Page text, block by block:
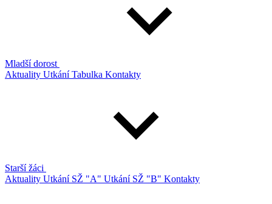
Mladší dorost
Aktuality UtkáníTabulka Kontakty
Starší žáci
Aktuality Utkání SŽ "A" Utkání SŽ "B" Kontakty